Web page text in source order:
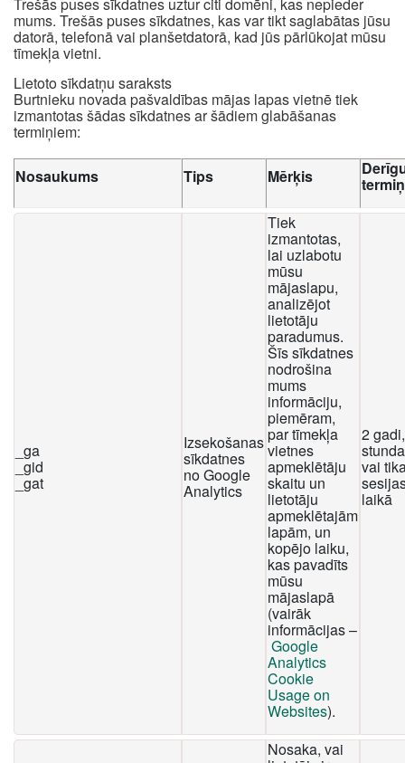
mums. Trešās puses sīkdatnes, kas var tikt saglabātas jūsu
datorā, telefonā vai planšetdatorā, kad jūs pārlūkojat mūsu
tīmekļa vietni.
Lietoto sīkdatņu saraksts
Burtnieku novada pašvaldības mājas lapas vietnē tiek
izmantotas šādas sīkdatnes ar šādiem glabāšanas
termiņiem:
Nosaukums Tips Mērķis
_ga
_gid
_gat
Izsekošanas
sīkdatnes
no Google
Analytics
Tiek
izmantotas,
lai uzlabotu
mūsu
mājaslapu,
analizējot
lietotāju
paradumus.
Šīs sīkdatnes
nodrošina
mums
informāciju,
piemēram,
par tīmekļa
vietnes
apmeklētāju
skaitu un
lietotāju
apmeklētajām
lapām, un
kopējo laiku,
kas pavadīts
mūsu
mājaslapā
(vairāk
informācijas –
Google
Analytics
Cookie
Usage on
Websites).
2
vai
laikā
Nosaka, vai